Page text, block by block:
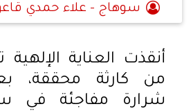
سوهاج - علاء حمدي
أنقذت العناية
من كارثة محققة،
شرارة مفاجئة في